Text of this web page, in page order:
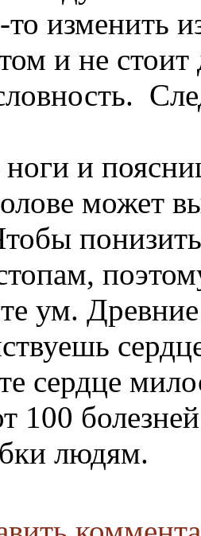
изменить
и не
и
может
ум.
сердце
100
людям.